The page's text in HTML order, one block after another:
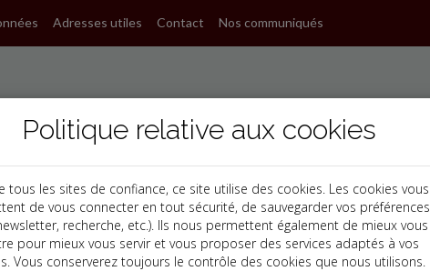
Adresses utiles Contact Nos communiqués
Politique relative aux cookies
tous les sites de confiance, ce site utilise des cookies. Les cookies vous
de vous connecter en tout sécurité, de sauvegarder vos préférences
recherche, etc.). Ils nous permettent également de mieux vous
pour mieux vous servir et vous proposer des services adaptés à vos
Vous conserverez toujours le contrôle des cookies que nous utilisons.